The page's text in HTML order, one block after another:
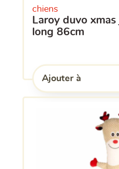
chiens
laroy duvo xmas jouet pere noel
long 86cm
Ajouter à
l'une de mes listes.